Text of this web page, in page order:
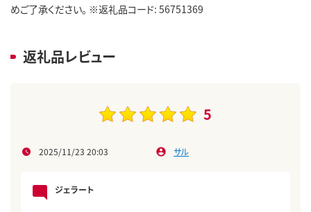
めご了承ください。 ※返礼品コード: 56751369
返礼品レビュー
5
2025/11/23 20:03 サル
ジェラート